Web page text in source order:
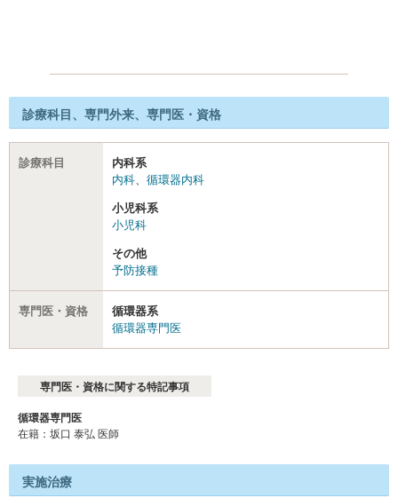
診療科目、専門外来、専門医・資格
診療科目
内科系
内科、 循環器内科
小児科系
小児科
その他
予防接種
専門医・資格
循環器系
循環器専門医
専門医・資格に関する特記事項
循環器専門医
在籍：坂口 泰弘 医師
実施治療